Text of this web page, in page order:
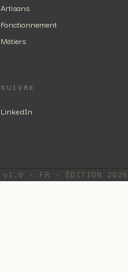
Artisans
Fonctionnement
Métiers
SUIVRE
LinkedIn
v1.0 · FR · ÉDITION 2026